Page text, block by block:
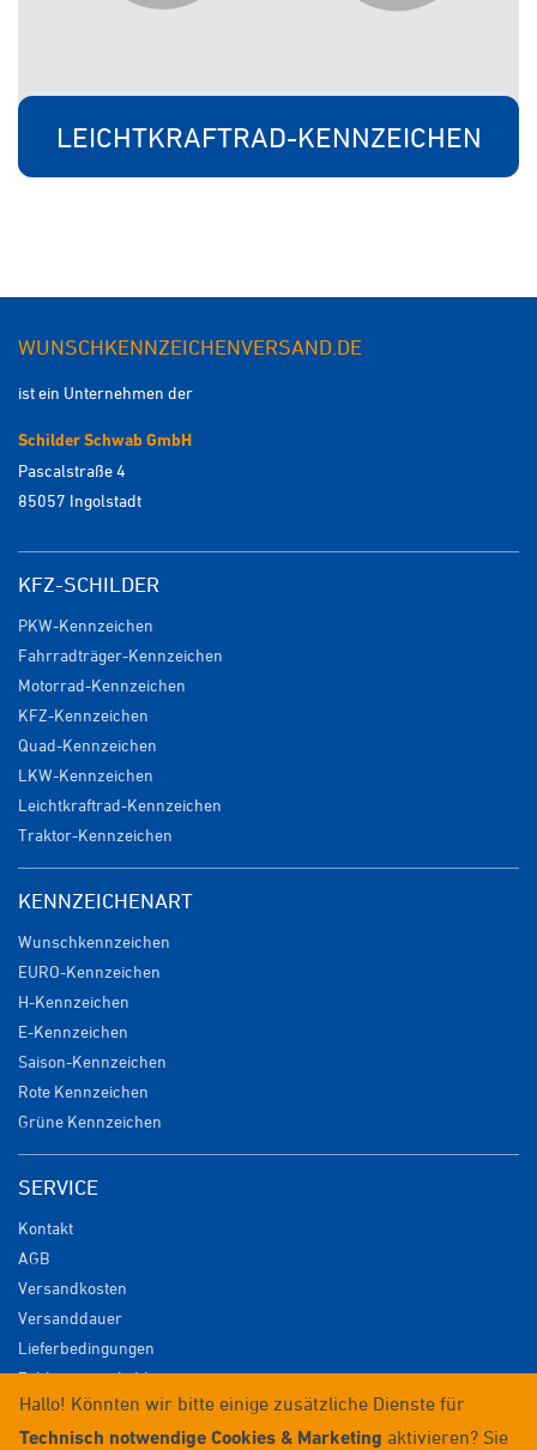
LEICHTKRAFTRAD-KENNZEICHEN
WUNSCHKENNZEICHENVERSAND.DE
ist ein Unternehmen der
Schilder Schwab GmbH
Pascalstraße 4
85057 Ingolstadt
KFZ-SCHILDER
PKW-Kennzeichen
Fahrradträger-Kennzeichen
Motorrad-Kennzeichen
KFZ-Kennzeichen
Quad-Kennzeichen
LKW-Kennzeichen
Leichtkraftrad-Kennzeichen
Traktor-Kennzeichen
KENNZEICHENART
Wunschkennzeichen
EURO-Kennzeichen
H-Kennzeichen
E-Kennzeichen
Saison-Kennzeichen
Rote Kennzeichen
Grüne Kennzeichen
SERVICE
Kontakt
AGB
Versandkosten
Versanddauer
Lieferbedingungen
Zahlungsmöglichkeiten
Datenschutz
Impressum
Hallo! Könnten wir bitte einige zusätzliche Dienste für
Technisch notwendige Cookies & Marketing aktivieren? Sie